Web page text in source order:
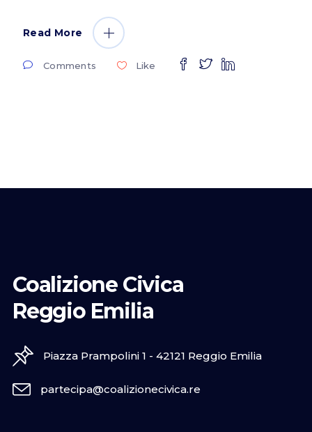
Read More
Comments Like
Coalizione Civica
Reggio Emilia
Piazza Prampolini 1 - 42121 Reggio Emilia
partecipa@coalizionecivica.re